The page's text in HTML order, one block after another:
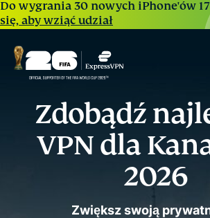
Do wygrania 30 nowych iPhone'ów
się, aby wziąć udział
Zdobądź
VPN dla
2026
Zwiększ swoją